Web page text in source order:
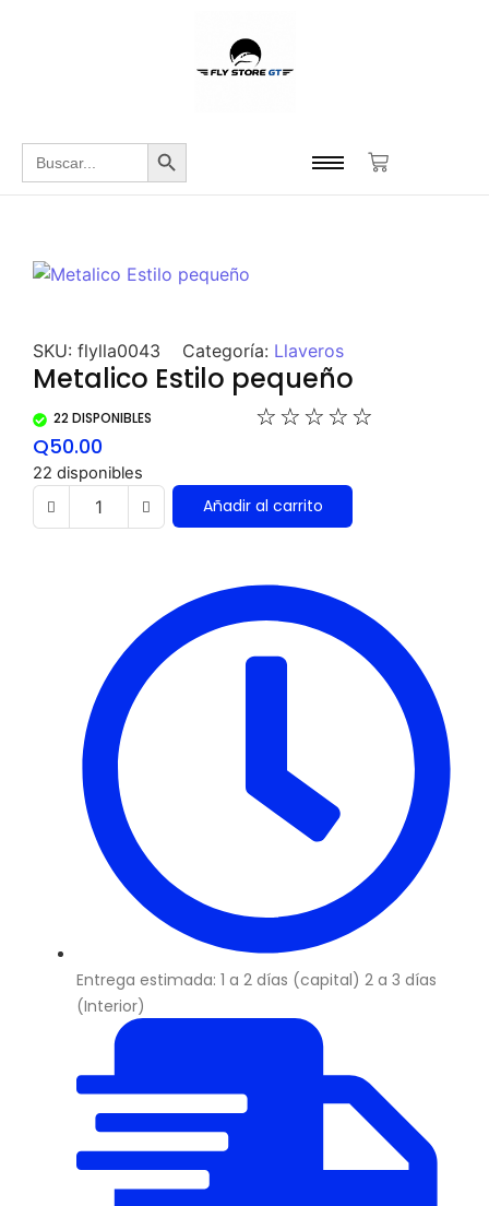
Buscar: Botón de búsqueda
SKU: flylla0043 Categoría: Llaveros
Metalico Estilo pequeño
22 DISPONIBLES ☆ ☆ ☆ ☆ ☆
Q50.00
22 disponibles
Añadir al carrito
Entrega estimada: 1 a 2 días (capital) 2 a 3 días
(Interior)